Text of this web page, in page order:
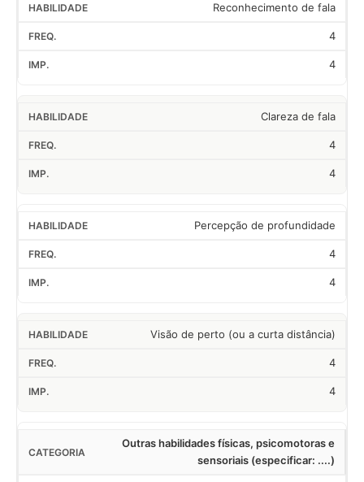
Reconhecimento de fala
4
4
Clareza de fala
4
4
Percepção de profundidade
4
4
Visão de perto (ou a curta distância)
4
4
Outras habilidades físicas, psicomotoras e
sensoriais (especificar: ....)